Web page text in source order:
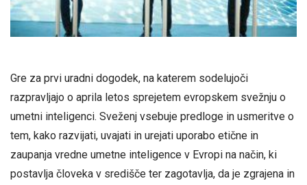
Gre za prvi uradni dogodek, na katerem sodelujoči
razpravljajo o aprila letos sprejetem evropskem svežnju o
umetni inteligenci. Sveženj vsebuje predloge in usmeritve o
tem, kako razvijati, uvajati in urejati uporabo etične in
zaupanja vredne umetne inteligence v Evropi na način, ki
postavlja človeka v središče ter zagotavlja, da je zgrajena in